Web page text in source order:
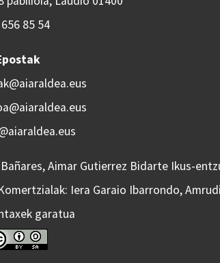
85 54
Aimar Gutierrez Bidarte Ikus-
Iera Garaio Ibarrondo,
garatua